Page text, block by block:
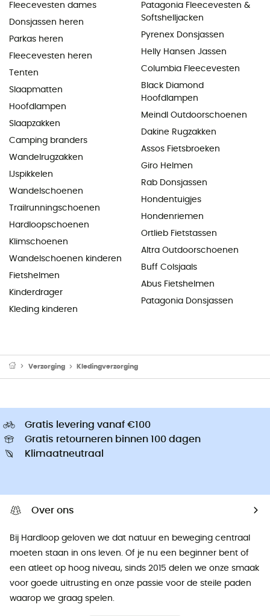
Fleecevesten dames
Donsjassen heren
Parkas heren
Fleecevesten heren
Tenten
Slaapmatten
Hoofdlampen
Slaapzakken
Camping branders
Wandelrugzakken
IJspikkelen
Wandelschoenen
Trailrunningschoenen
Hardloopschoenen
Klimschoenen
Wandelschoenen kinderen
Fietshelmen
Kinderdrager
Kleding kinderen
Patagonia Fleecevesten &
Softshelljacken
Pyrenex Donsjassen
Helly Hansen Jassen
Columbia Fleecevesten
Black Diamond
Hoofdlampen
Meindl Outdoorschoenen
Dakine Rugzakken
Assos Fietsbroeken
Giro Helmen
Rab Donsjassen
Hondentuigjes
Hondenriemen
Ortlieb Fietstassen
Altra Outdoorschoenen
Buff Colsjaals
Abus Fietshelmen
Patagonia Donsjassen
Verzorging Kledingverzorging
Gratis levering vanaf €100
Gratis retourneren binnen 100 dagen
Klimaatneutraal
Over ons
Bij Hardloop geloven we dat natuur en beweging centraal
moeten staan ​​in ons leven. Of je nu een beginner bent of
een atleet op hoog niveau, sinds 2015 delen we onze smaak
voor goede uitrusting en onze passie voor de steile paden
waarop we graag spelen.